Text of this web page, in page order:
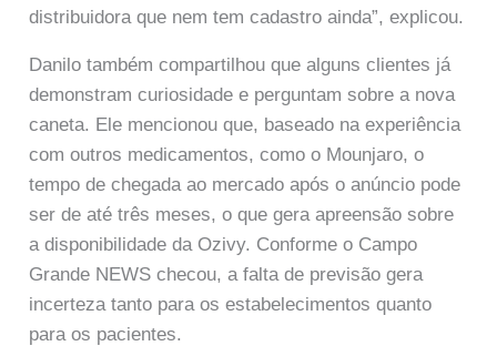
distribuidora que nem tem cadastro ainda”, explicou.
Danilo também compartilhou que alguns clientes já
demonstram curiosidade e perguntam sobre a nova
caneta. Ele mencionou que, baseado na experiência
com outros medicamentos, como o Mounjaro, o
tempo de chegada ao mercado após o anúncio pode
ser de até três meses, o que gera apreensão sobre
a disponibilidade da Ozivy. Conforme o Campo
Grande NEWS checou, a falta de previsão gera
incerteza tanto para os estabelecimentos quanto
para os pacientes.